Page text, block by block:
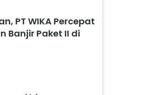
PT WIKA Percepat
Banjir Paket II di